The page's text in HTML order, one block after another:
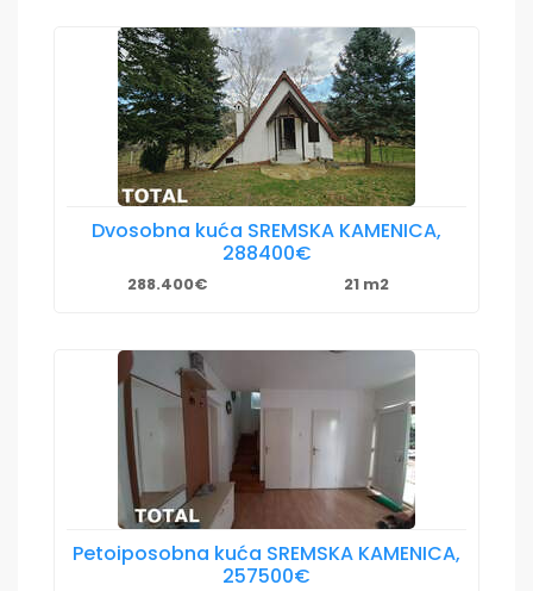
Dvosobna kuća SREMSKA KAMENICA,
288400€
288.400€ 21 m2
Petoiposobna kuća SREMSKA KAMENICA,
257500€